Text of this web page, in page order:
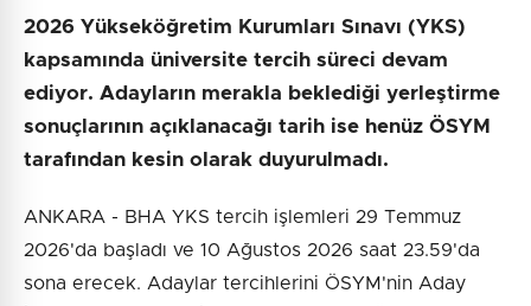
2026 Yükseköğretim Kurumları Sınavı (YKS)
kapsamında üniversite tercih süreci devam
ediyor. Adayların merakla beklediği yerleştirme
sonuçlarının açıklanacağı tarih ise henüz ÖSYM
tarafından kesin olarak duyurulmadı.
ANKARA - BHA YKS tercih işlemleri 29 Temmuz
2026'da başladı ve 10 Ağustos 2026 saat 23.59'da
sona erecek. Adaylar tercihlerini ÖSYM'nin Aday